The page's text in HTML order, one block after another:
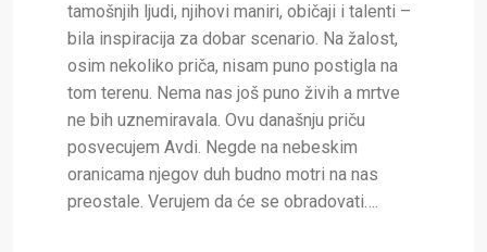
tamošnjih ljudi, njihovi maniri, običaji i talenti –
bila inspiracija za dobar scenario. Na žalost,
osim nekoliko priča, nisam puno postigla na
tom terenu. Nema nas još puno živih a mrtve
ne bih uznemiravala. Ovu današnju priču
posvecujem Avdi. Negde na nebeskim
oranicama njegov duh budno motri na nas
preostale. Verujem da će se obradovati….